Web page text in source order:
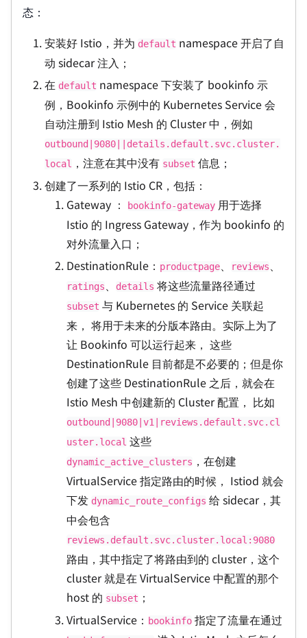
态：
安装好 Istio，并为 default namespace 开启了自
动 sidecar 注入；
在 default namespace 下安装了 bookinfo 示
例，Bookinfo 示例中的 Kubernetes Service 会
自动注册到 Istio Mesh 的 Cluster 中，例如
outbound|9080||details.default.svc.cluster.
local
，注意在其中没有 subset 信息；
创建了一系列的 Istio CR，包括：
Gateway ：
bookinfo-gateway 用于选择
Istio 的 Ingress Gateway，作为 bookinfo 的
对外流量入口；
DestinationRule： productpage reviews
ratings details 将这些流量路径通过
subset 与 Kubernetes 的 Service 关联起
来， 将用于未来的分版本路由。实际上为了
让 Bookinfo 可以运行起来， 这些
DestinationRule 目前都是不必要的；但是你
创建了这些 DestinationRule 之后，就会在
Istio Mesh 中创建新的 Cluster 配置， 比如
outbound|9080|v1|reviews.default.svc.cl
uster.local 这些
dynamic_active_clusters ，在创建
VirtualService 指定路由的时候， Istiod 就会
下发 dynamic_route_configs 给 sidecar，其
中会包含
reviews.default.svc.cluster.local:9080
路由，其中指定了将路由到的 cluster，这个
cluster 就是在 VirtualService 中配置的那个
host 的 subset ；
VirtualService： bookinfo 指定了流量在通过